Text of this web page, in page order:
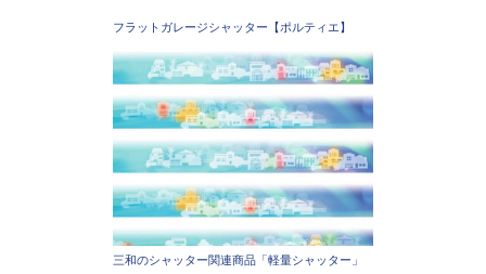
フラットガレージシャッター【ポルティエ】
三和のシャッター関連商品「軽量シャッター」